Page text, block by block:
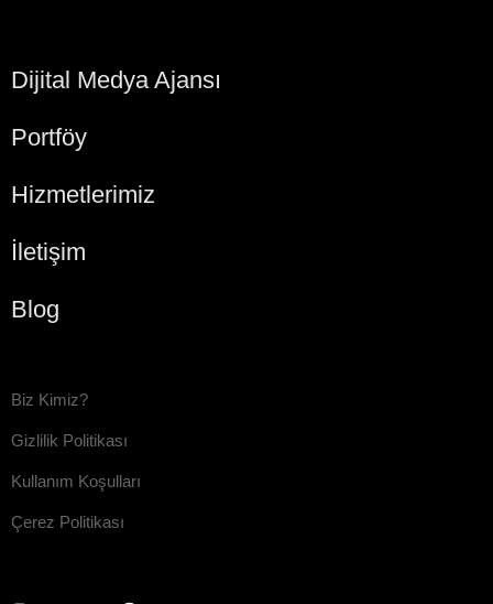
Dijital Medya Ajansı
Portföy
Hizmetlerimiz
İletişim
Blog
Biz Kimiz?
Gizlilik Politikası
Kullanım Koşulları
Çerez Politikası